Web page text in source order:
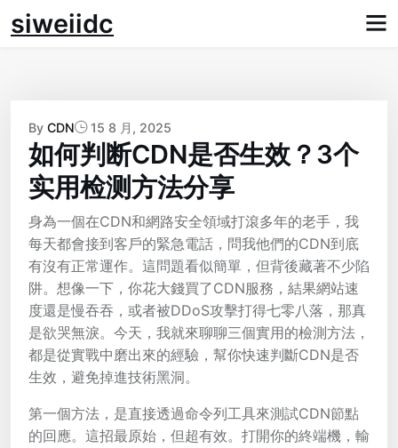
Skip
tosiweiidc
By CDN 15 8 月, 2025
如何判断CDN是否生效？3个
实用检测方法分享
身為一個在CDN和網路安全領域打滾多年的老手，我
每天都會接到客戶的緊急電話，問我他們的CDN到底
有沒有正常運作。這問題看似簡單，但背後藏著不少陷
阱。想像一下，你花大錢買了CDN服務，結果網站速
度還是慢吞吞，或者被DDoS攻擊打得七零八落，那真
是欲哭無淚。今天，我就來聊聊三個實用的檢測方法，
都是從實戰中磨出來的經驗，幫你快速判斷CDN是否
生效，避免掉進技術黑洞。
第一個方法，是直接透過命令列工具來測試CDN節點
的回應。這招最原始，但超有效。打開你的終端機，輸